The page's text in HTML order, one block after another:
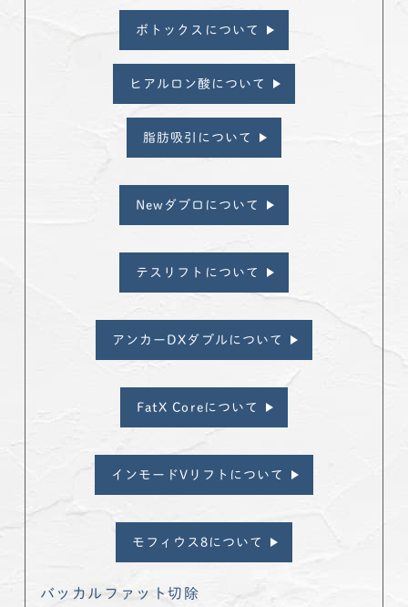
ボトックスについて
ヒアルロン酸について
脂肪吸引について
Newダブロについて
テスリフトについて
アンカーDXダブルについて
FatX Coreについて
インモードVリフトについて
モフィウス8について
バッカルファット切除